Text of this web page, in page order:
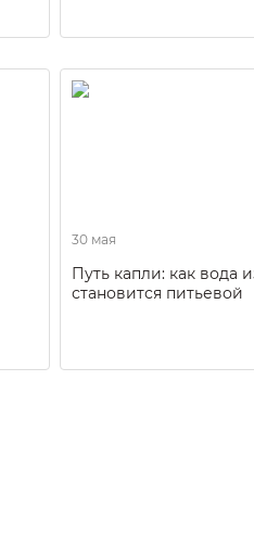
30 мая
Путь капли: как вода
становится питьевой